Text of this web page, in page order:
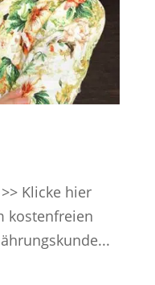
Klicke hier
kostenfreien